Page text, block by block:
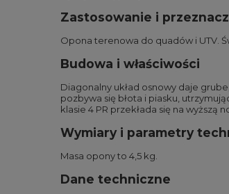
Zastosowanie i
Opona terenowa do quadów i UTV.
Budowa i właściwości
Diagonalny układ osnowy daje
pozbywa się błota i piasku,
klasie 4 PR przekłada się na wyższą
Wymiary i parametry
Masa opony to 4,5 kg.
Dane techniczne